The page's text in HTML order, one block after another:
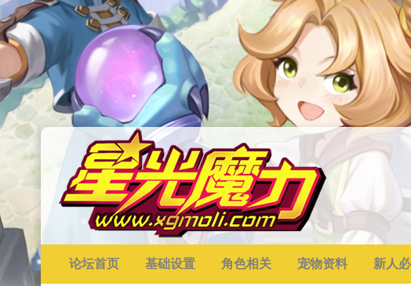
论坛首页 基础设置 角色相关 宠物资料 新人